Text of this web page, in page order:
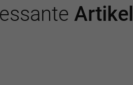
Artikel